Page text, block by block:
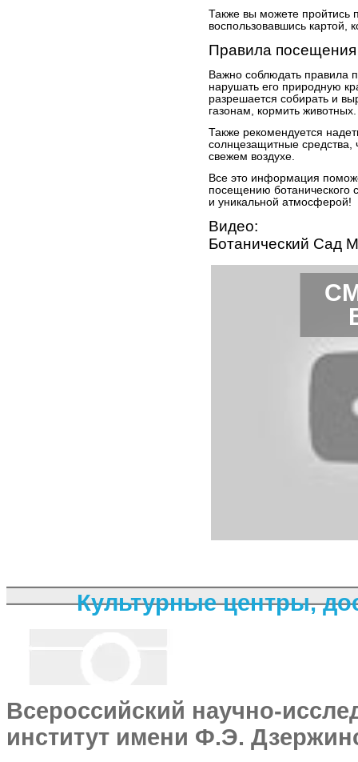
Также вы можете пройтись
воспользовавшись картой,
Правила посещения
Важно соблюдать правила
нарушать его природную
разрешается собирать и
газонам, кормить животных.
Также рекомендуется
солнцезащитные
свежем воздухе.
Все это информация
посещению ботанического
и уникальной атмосферой!
Видео:
Ботанический Сад
Культурные центры,
Всероссийский научно-
институт имени Ф.Э.